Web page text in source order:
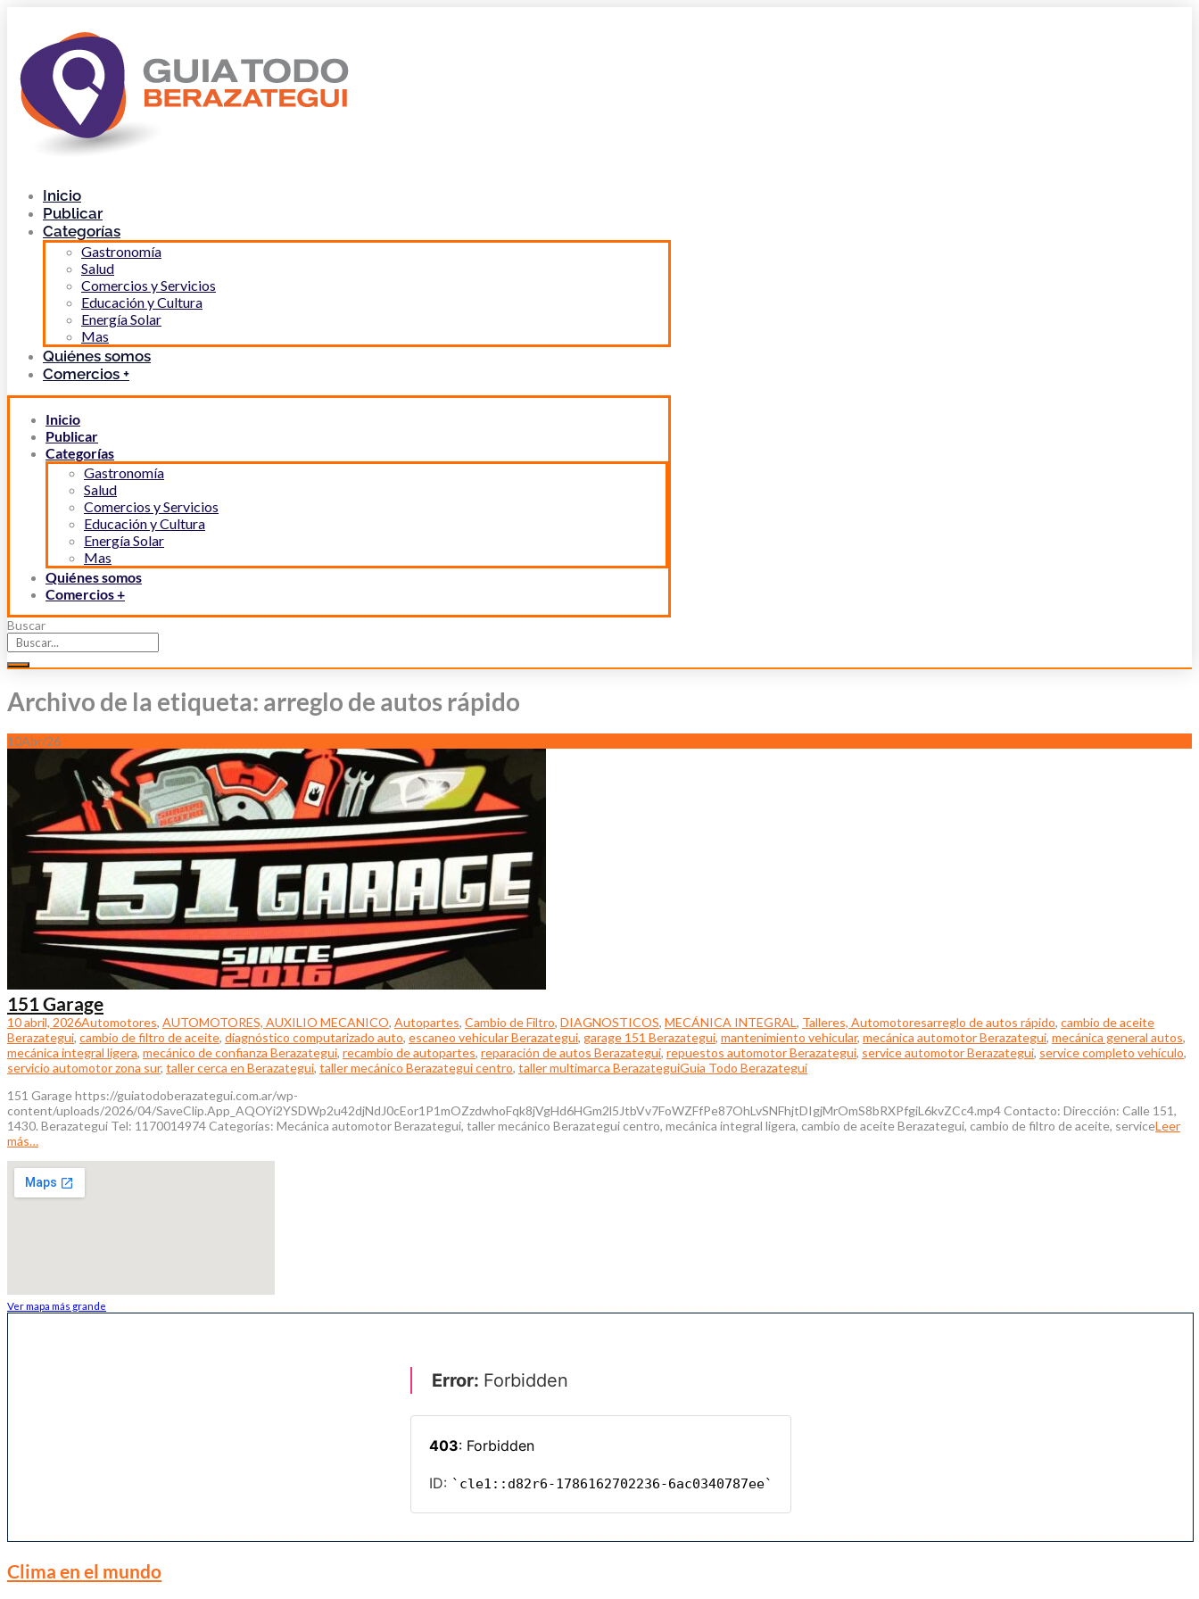
Inicio
Publicar
Categorías
Gastronomía
Salud
Comercios y Servicios
Educación y Cultura
Energía Solar
Mas
Quiénes somos
Comercios +
Inicio
Publicar
Categorías
Gastronomía
Salud
Comercios y Servicios
Educación y Cultura
Energía Solar
Mas
Quiénes somos
Comercios +
Buscar
Archivo de la etiqueta: arreglo de autos rápido
10Abr/26
151 Garage
10 abril, 2026Automotores, AUTOMOTORES, AUXILIO MECANICO, Autopartes, Cambio de Filtro, DIAGNOSTICOS, MECÁNICA INTEGRAL, Talleres, Automotoresarreglo de autos rápido, cambio de aceite
Berazategui, cambio de filtro de aceite, diagnóstico computarizado auto, escaneo vehicular Berazategui, garage 151 Berazategui, mantenimiento vehicular, mecánica automotor Berazategui, mecánica general autos,
mecánica integral ligera, mecánico de confianza Berazategui, recambio de autopartes, reparación de autos Berazategui, repuestos automotor Berazategui, service automotor Berazategui, service completo vehículo,
servicio automotor zona sur, taller cerca en Berazategui, taller mecánico Berazategui centro, taller multimarca BerazateguiGuia Todo Berazategui
151 Garage https://guiatodoberazategui.com.ar/wp-
content/uploads/2026/04/SaveClip.App_AQOYi2YSDWp2u42djNdJ0cEor1P1mOZzdwhoFqk8jVgHd6HGm2l5JtbVv7FoWZFfPe87OhLvSNFhjtDIgjMrOmS8bRXPfgiL6kvZCc4.mp4 Contacto: Dirección: Calle 151,
1430. Berazategui Tel: 1170014974 Categorías: Mecánica automotor Berazategui, taller mecánico Berazategui centro, mecánica integral ligera, cambio de aceite Berazategui, cambio de filtro de aceite, serviceLeer
más…
Ver mapa más grande
Clima en el mundo